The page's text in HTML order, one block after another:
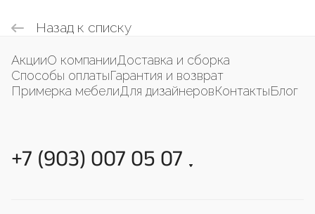
Назад к списку
АкцииО компанииДоставка и сборка
Способы оплатыГарантия и возврат
Примерка мебелиДля дизайнеровКонтактыБлог
+7 (903) 007 05 07